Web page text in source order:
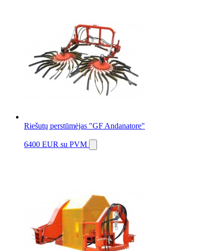
Riešutų perstūmėjas "GF Andanatore"
6400 EUR su PVM